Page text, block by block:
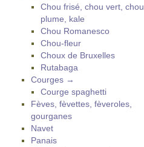
Chou frisé, chou vert, chou
plume, kale
Chou Romanesco
Chou-fleur
Choux de Bruxelles
Rutabaga
Courges →
Courge spaghetti
Fèves, fèvettes, fèveroles,
gourganes
Navet
Panais